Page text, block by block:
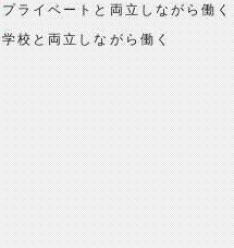
プライベートと両立しながら働く
学校と両立しながら働く